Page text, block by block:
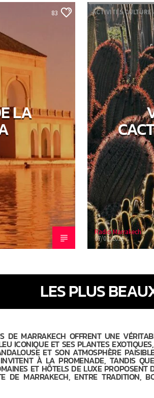
83
LA
ACTIVITÉS CULTURE
Radio Marrakech
07/07/2026
LES PLUS
DE MARRAKECH OFFRENT UNE
ICONIQUE ET SES PLANTES
ET SON ATMOSPHÈRE
INVITENT À LA PROMENADE, TANDIS
ET HÔTELS DE LUXE
DE MARRAKECH, ENTRE